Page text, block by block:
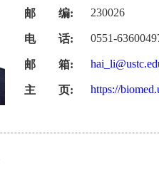
邮 编: 230026
电 话: 0551-
邮 箱:
主 页: https://